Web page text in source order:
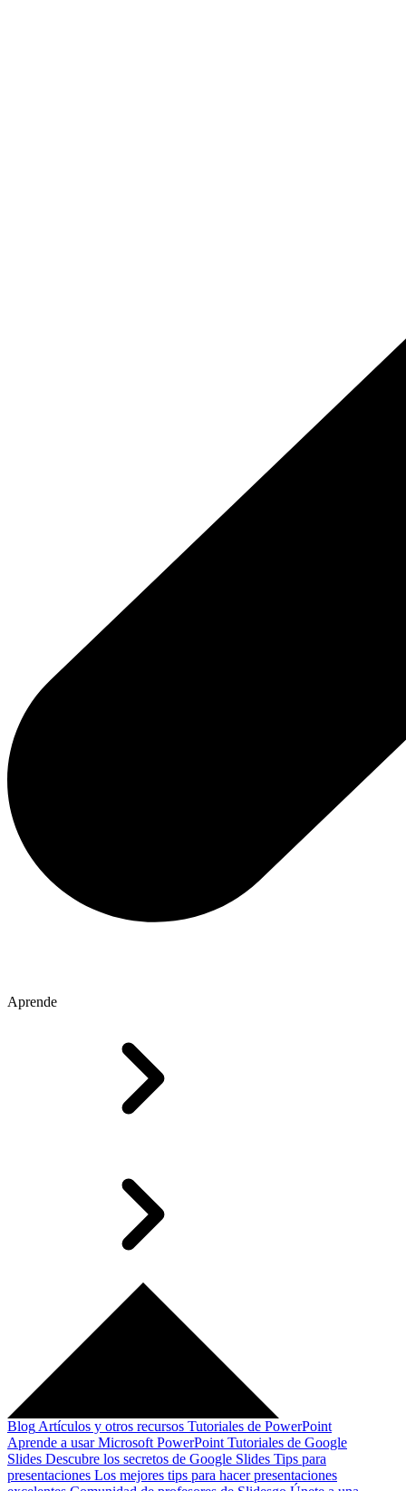
Aprende
Blog Artículos y otros recursos Tutoriales de PowerPoint
Aprende a usar Microsoft PowerPoint Tutoriales de Google
Slides Descubre los secretos de Google Slides Tips para
presentaciones Los mejores tips para hacer presentaciones